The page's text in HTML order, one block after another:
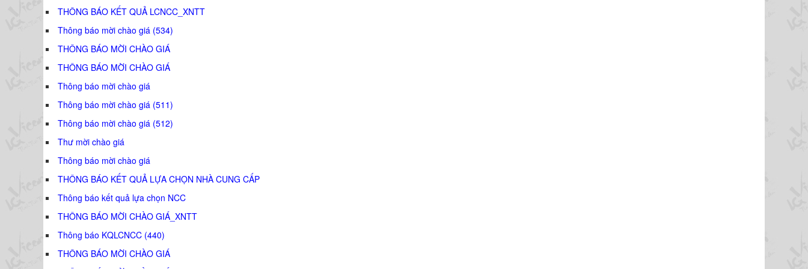
THÔNG BÁO KẾT QUẢ LCNCC_XNTT
Thông báo mời chào giá (534)
THÔNG BÁO MỜI CHÀO GIÁ
THÔNG BÁO MỜI CHÀO GIÁ
Thông báo mời chào giá
Thông báo mời chào giá (511)
Thông báo mời chào giá (512)
Thư mời chào giá
Thông báo mời chào giá
THÔNG BÁO KẾT QUẢ LỰA CHỌN NHÀ CUNG CẤP
Thông báo kết quả lựa chọn NCC
THÔNG BÁO MỜI CHÀO GIÁ_XNTT
Thông báo KQLCNCC (440)
THÔNG BÁO MỜI CHÀO GIÁ